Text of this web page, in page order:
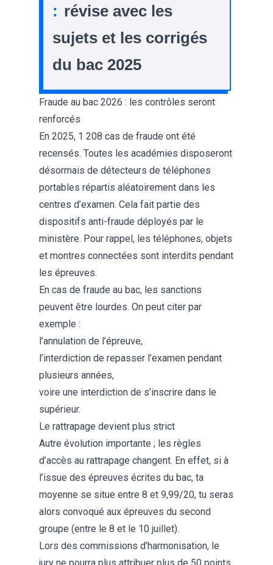
: révise avec les
sujets et les corrigés
du bac 2025
Fraude au bac 2026 : les contrôles seront
renforcés
En 2025, 1 208 cas de fraude ont été
recensés. Toutes les académies disposeront
désormais de détecteurs de téléphones
portables répartis aléatoirement dans les
centres d’examen. Cela fait partie des
dispositifs anti-fraude déployés par le
ministère. Pour rappel, les téléphones, objets
et montres connectées sont interdits pendant
les épreuves.
En cas de fraude au bac, les sanctions
peuvent être lourdes. On peut citer par
exemple :
l’annulation de l’épreuve,
l’interdiction de repasser l’examen pendant
plusieurs années,
voire une interdiction de s’inscrire dans le
supérieur.
Le rattrapage devient plus strict
Autre évolution importante ; les règles
d’accès au rattrapage changent. En effet, si à
l’issue des épreuves écrites du bac, ta
moyenne se situe entre 8 et 9,99/20, tu seras
alors convoqué aux épreuves du second
groupe (entre le 8 et le 10 juillet).
Lors des commissions d’harmonisation, le